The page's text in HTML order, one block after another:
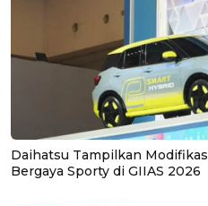
Daihatsu Tampilkan
Bergaya Sporty di GIIAS 2026